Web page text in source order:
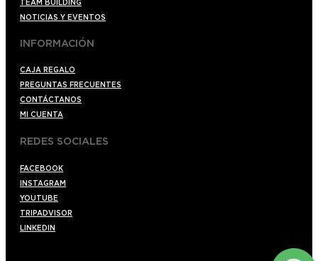
TEAM BUILDING
NOTICIAS Y EVENTOS
INFORMACIÓN
CAJA REGALO
PREGUNTAS FRECUENTES
CONTÁCTANOS
MI CUENTA
REDES SOCIALES
FACEBOOK
INSTAGRAM
YOUTUBE
TRIPADVISOR
LINKEDIN